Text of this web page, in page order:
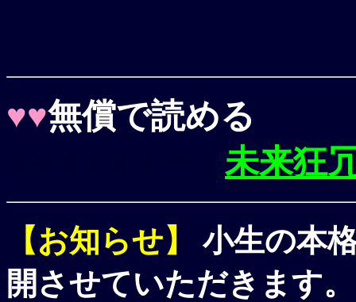
♥♥無償で読める
未来狂
【お知らせ】
小生の本
開させていただきます。